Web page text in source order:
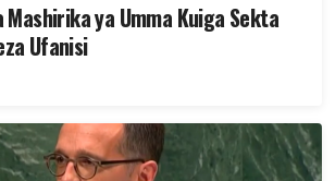
ya Umma Kuiga Sekta
Ufanisi